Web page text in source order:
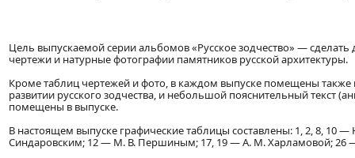
Цель выпускаемой серии альбомов «Русское зодчество» —
чертежи и натурные фотографии памятников русской архитектуры.
Кроме таблиц чертежей и фото, в каждом выпуске помещены также
развитии русского зодчества, и небольшой пояснительный текст
помещены в выпуске.
В настоящем выпуске графические таблицы составлены: 1, 2, 8, 10
Синдаровским; 12 — М. В. Першиным; 17, 19 — А. М. Харламовой;